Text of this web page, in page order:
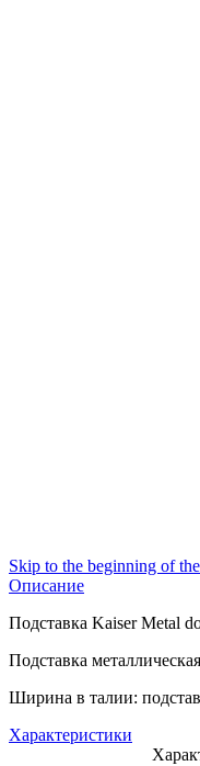
Skip to the beginning of
Описание
Подставка Kaiser Metal
Подставка
Ширина в талии:
Характеристики